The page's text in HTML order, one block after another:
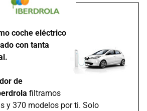
coche eléctrico
con tanta
de
filtramos
y 370 modelos por ti. Solo